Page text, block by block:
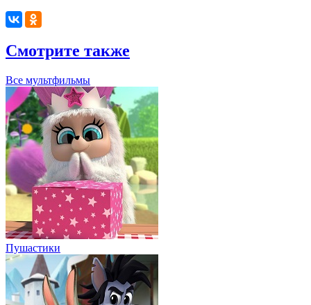
Смотрите также
Все мультфильмы
Пушастики